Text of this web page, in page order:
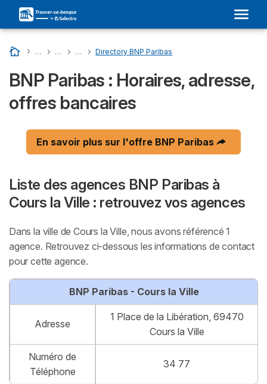
Accueil
… Liste Des Banques En France
… BNP PARIBAS : Son Adresse Dans Votre Ville et Avis
… Directory Departments - BNP Paribas
…
Directory BNP Paribas
BNP Paribas : Horaires, adresse,
offres bancaires
En savoir plus sur l'offre BNP Paribas
Liste des agences BNP Paribas à
Cours la Ville : retrouvez vos agences
Dans la ville de Cours la Ville, nous avons référencé 1
agence. Retrouvez ci-dessous les informations de contact
pour cette agence.
BNP Paribas - Cours la Ville
Adresse
1 Place de la Libération, 69470
Cours la Ville
Numéro de
Téléphone
34 77